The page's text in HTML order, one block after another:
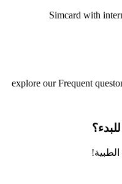
Simcard with
explore our Frequent
الطبية!